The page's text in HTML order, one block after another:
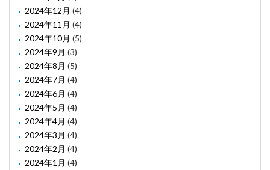
2024年12月 (4)
2024年11月 (4)
2024年10月 (5)
2024年9月 (3)
2024年8月 (5)
2024年7月 (4)
2024年6月 (4)
2024年5月 (4)
2024年4月 (4)
2024年3月 (4)
2024年2月 (4)
2024年1月 (4)